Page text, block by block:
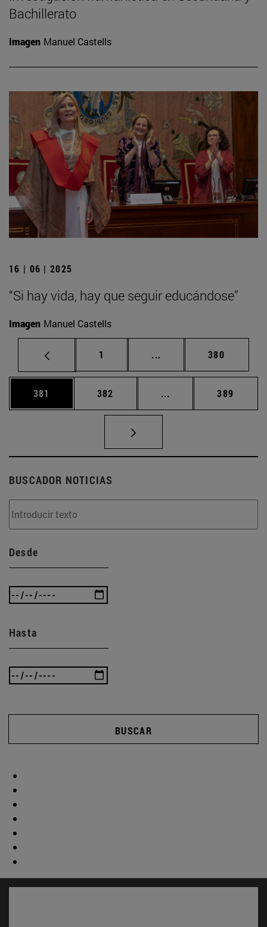
Bachillerato
Imagen Manuel Castells
16 | 06 | 2025
“Si hay vida, hay que seguir educándose”
Imagen Manuel Castells
Página
1 ... Páginas intermedias
Página
380
Página
381 Página
382 ... Páginas intermedias
Página
389
BUSCADOR NOTICIAS
Desde
Hasta
BUSCAR